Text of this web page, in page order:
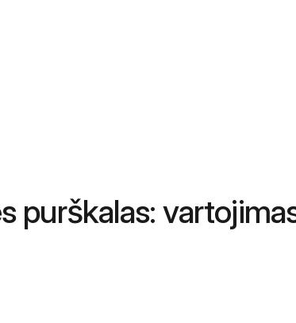
purškalas: